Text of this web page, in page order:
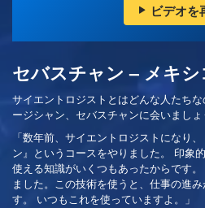
ビデオを
セバスチャン – メキシ
サイエントロジストとはどんな人たち
ージシャン、セバスチャンに会いましょ
「数年前、サイエントロジストになり
ン』というコースをやりました。 印象
使える知識がいくつもあったからです
ました。この技術を使うと、仕事の進
す。 いつもこれを使っていますよ。」